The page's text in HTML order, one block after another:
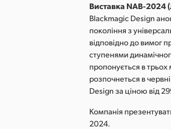
Виставка NAB-2024
Blackmagic Design
покоління з
відповідно до вимог
ступенями
пропонується в
розпочнеться в
Design за ціною від
Компанія
2024.